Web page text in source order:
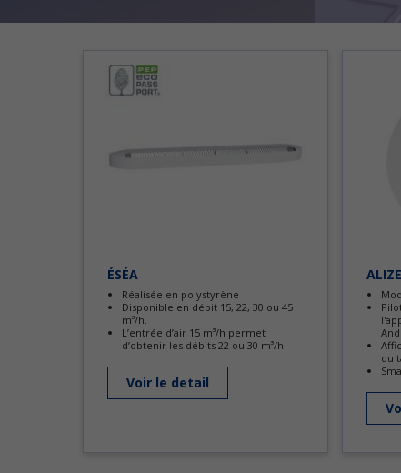
ÉSÉA
Réalisée en polystyrène
Disponible en débit 15, 22, 30 ou 45
m³/h.
L’entrée d’air 15 m³/h permet
d’obtenir les débits 22 ou 30 m³/h
Voir le detail
du